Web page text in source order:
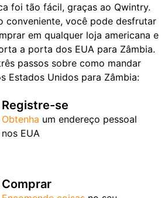
foi tão fácil, graças ao Qwintry.
conveniente, você pode desfrutar
em qualquer loja americana e
a porta dos EUA para Zâmbia.
passos sobre como mandar
Estados Unidos para Zâmbia:
Registre-se
Obtenha um endereço pessoal
nos EUA
Comprar